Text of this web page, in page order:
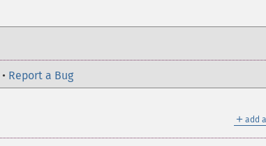
• Report a Bug
＋ add